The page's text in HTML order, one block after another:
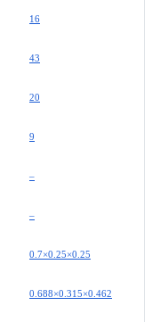
16
43
20
9
–
–
0.7×0.25×0.25
0.688×0.315×0.462